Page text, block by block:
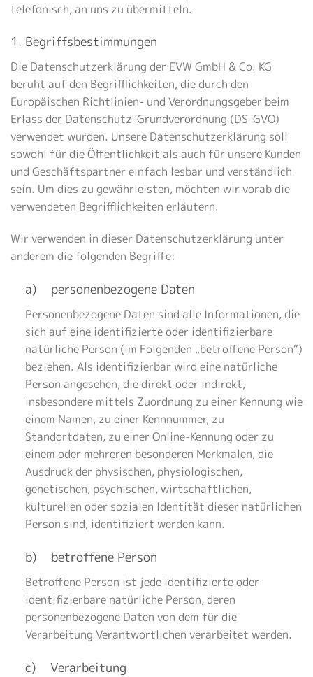
telefonisch, an uns zu übermitteln.
1. Begriffsbestimmungen
Die Datenschutzerklärung der EVW GmbH & Co. KG
beruht auf den Begrifflichkeiten, die durch den
Europäischen Richtlinien- und Verordnungsgeber beim
Erlass der Datenschutz-Grundverordnung (DS-GVO)
verwendet wurden. Unsere Datenschutzerklärung soll
sowohl für die Öffentlichkeit als auch für unsere Kunden
und Geschäftspartner einfach lesbar und verständlich
sein. Um dies zu gewährleisten, möchten wir vorab die
verwendeten Begrifflichkeiten erläutern.
Wir verwenden in dieser Datenschutzerklärung unter
anderem die folgenden Begriffe:
a) personenbezogene Daten
Personenbezogene Daten sind alle Informationen, die
sich auf eine identifizierte oder identifizierbare
natürliche Person (im Folgenden „betroffene Person“)
beziehen. Als identifizierbar wird eine natürliche
Person angesehen, die direkt oder indirekt,
insbesondere mittels Zuordnung zu einer Kennung wie
einem Namen, zu einer Kennnummer, zu
Standortdaten, zu einer Online-Kennung oder zu
einem oder mehreren besonderen Merkmalen, die
Ausdruck der physischen, physiologischen,
genetischen, psychischen, wirtschaftlichen,
kulturellen oder sozialen Identität dieser natürlichen
Person sind, identifiziert werden kann.
b) betroffene Person
Betroffene Person ist jede identifizierte oder
identifizierbare natürliche Person, deren
personenbezogene Daten von dem für die
Verarbeitung Verantwortlichen verarbeitet werden.
c) Verarbeitung